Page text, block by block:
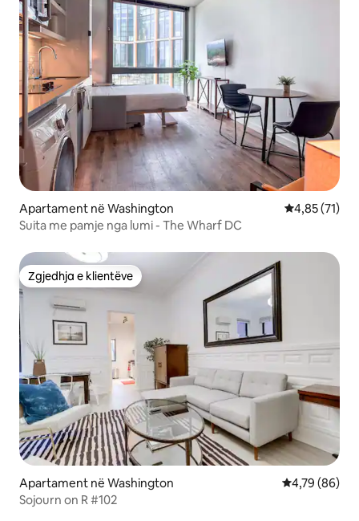
Apartament në Washington Vlerësimi
4,85 (71)
Suita me pamje nga lumi - The Wharf DC
Zgjedhja e klientëve
Zgjedhja e klientëve
Apartament në Washington Vlerësimi
4,79 (86)
Sojourn on R #102